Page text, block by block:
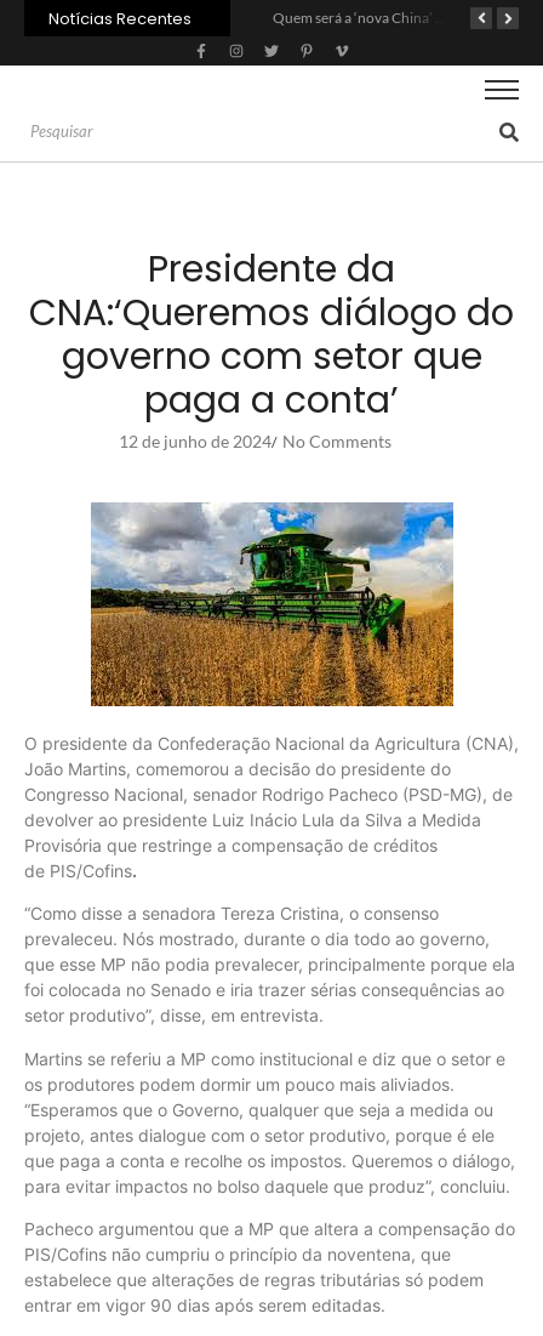
Notícias Recentes Quem será a ‘nova China’ do agro quando o apetite de Pequim acabar?
Presidente da
CNA:‘Queremos diálogo do
governo com setor que
paga a conta’
12 de junho de 2024/ No Comments
O presidente da Confederação Nacional da Agricultura (CNA),
João Martins, comemorou a decisão do presidente do
Congresso Nacional, senador Rodrigo Pacheco (PSD-MG), de
devolver ao presidente Luiz Inácio Lula da Silva a Medida
Provisória que restringe a compensação de créditos
de PIS/Cofins.
“Como disse a senadora Tereza Cristina, o consenso
prevaleceu. Nós mostrado, durante o dia todo ao governo,
que esse MP não podia prevalecer, principalmente porque ela
foi colocada no Senado e iria trazer sérias consequências ao
setor produtivo”, disse, em entrevista.
Martins se referiu a MP como institucional e diz que o setor e
os produtores podem dormir um pouco mais aliviados.
“Esperamos que o Governo, qualquer que seja a medida ou
projeto, antes dialogue com o setor produtivo, porque é ele
que paga a conta e recolhe os impostos. Queremos o diálogo,
para evitar impactos no bolso daquele que produz”, concluiu.
Pacheco argumentou que a MP que altera a compensação do
PIS/Cofins não cumpriu o princípio da noventena, que
estabelece que alterações de regras tributárias só podem
entrar em vigor 90 dias após serem editadas.